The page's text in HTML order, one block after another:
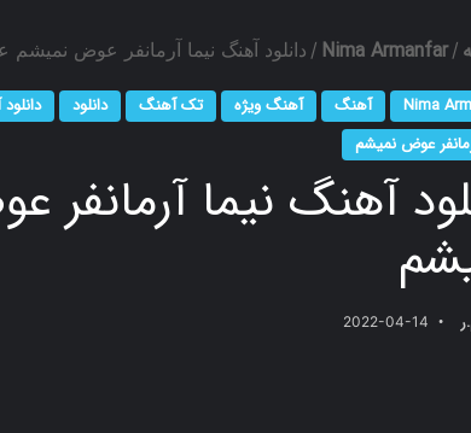
/
Nima Armanfar
/ دانلود آهنگ نیما آرمانفر عوض
Nima آهنگ آهنگ ویژه تک آهنگ دانلود
عوض نمیشم
آهنگ نیما
2022-04-14